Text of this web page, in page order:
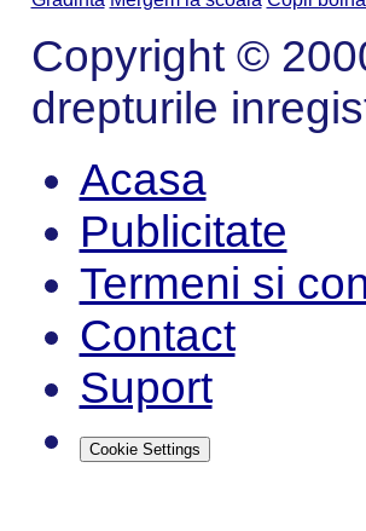
Copyright ©
drepturile
Acasa
Publicitate
Termeni si
Contact
Suport
Cookie Settings